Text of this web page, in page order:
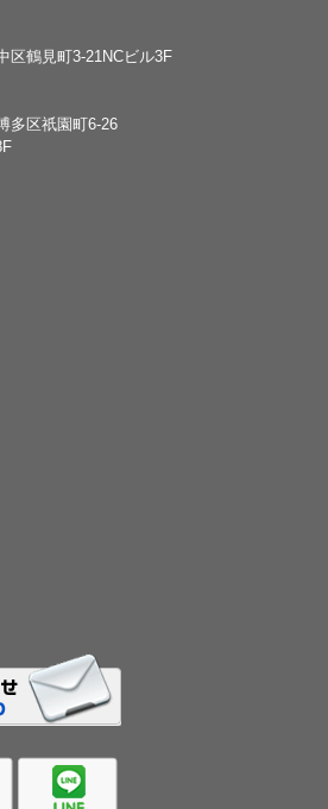
鶴見町3-21NCビル3F
多区祇園町6-26